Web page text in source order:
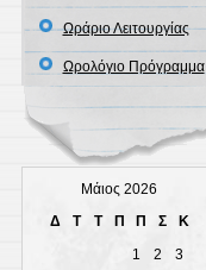
Ωράριο Λειτουργίας
Ωρολόγιο Πρόγραμμα
Μάιος 2026
Δ
Τ Τ Π Π Σ
Κ
1
2
3